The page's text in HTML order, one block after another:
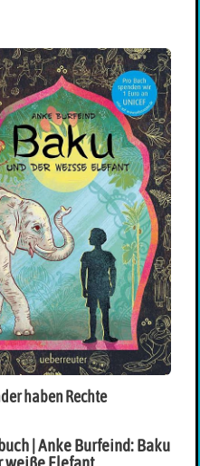
haben Rechte
| Anke Burfeind: Baku